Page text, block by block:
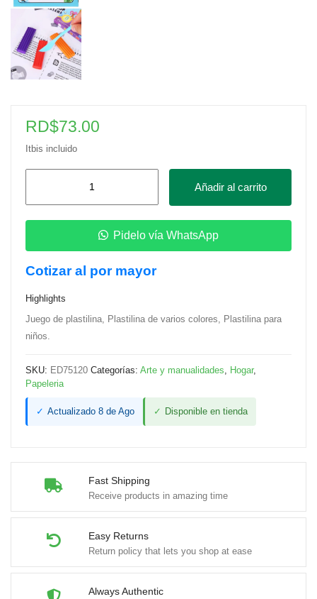
Fast Shipping
Receive products in amazing time
Easy Returns
Return policy that lets you shop at ease
Always Authentic
RD$73.00
Itbis incluido
Niños
–
Colores
cantidad
Añadir al carrito
Pidelo vía WhatsApp
Cotizar al por mayor
Highlights
Juego de plastilina, Plastilina de varios colores, Plastilina para
niños.
SKU: ED75120 Categorías: Arte y manualidades Hogar,
Papeleria
✓ Actualizado 8 de Ago ✓ Disponible en tienda